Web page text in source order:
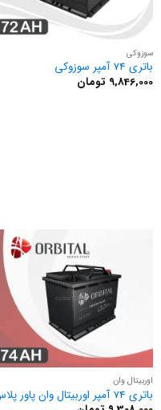
سوزوکی
باتری 74 آمپر سوزوکی
9,846,000 تومان
اوربیتال وان
باتری 74 آمپر اوربیتال وان پاور پلاس